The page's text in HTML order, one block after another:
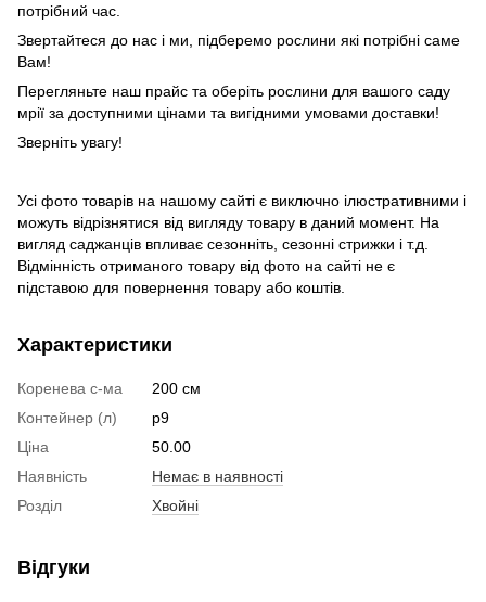
потрібний час.
Звертайтеся до нас і ми, підберемо рослини які потрібні саме
Вам!
Перегляньте наш прайс та оберіть рослини для вашого саду
мрії за доступними цінами та вигідними умовами доставки!
Зверніть увагу!
Усі фото товарів на нашому сайті є виключно ілюстративними і
можуть відрізнятися від вигляду товару в даний момент. На
вигляд саджанців впливає сезонніть, сезонні стрижки і т.д.
Відмінність отриманого товару від фото на сайті не є
підставою для повернення товару або коштів.
Характеристики
Коренева с-ма
200 см
Контейнер (л)
р9
Ціна
50.00
Наявність
Немає в наявності
Розділ
Хвойні
Відгуки